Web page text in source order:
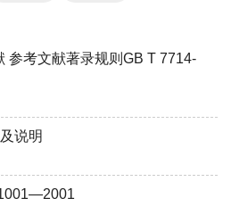
参考文献著录规则GB T 7714-
说明